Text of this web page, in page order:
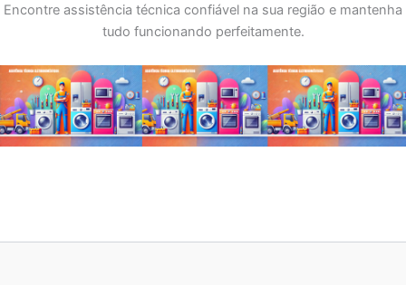
Encontre assistência técnica confiável na sua região e mantenha
tudo funcionando perfeitamente.